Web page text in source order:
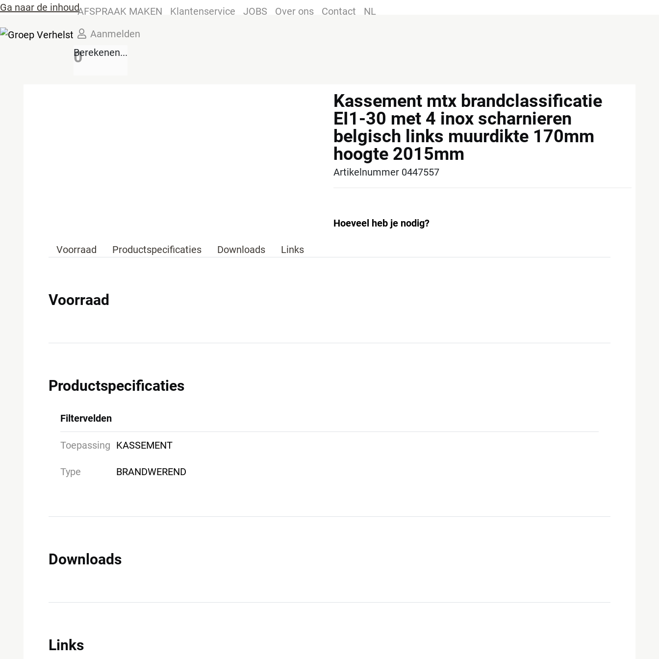
Ga naar de inhoudAFSPRAAK MAKEN Klantenservice JOBS Over ons Contact
NL
Aanmelden
0
Berekenen...
Kassement mtx brandclassificatie
EI1-30 met 4 inox scharnieren
belgisch links muurdikte 170mm
hoogte 2015mm
Artikelnummer 0447557
Hoeveel heb je nodig?
Voorraad Productspecificaties Downloads Links
Voorraad
Productspecificaties
Filtervelden
Toepassing KASSEMENT
Type BRANDWEREND
Downloads
Links